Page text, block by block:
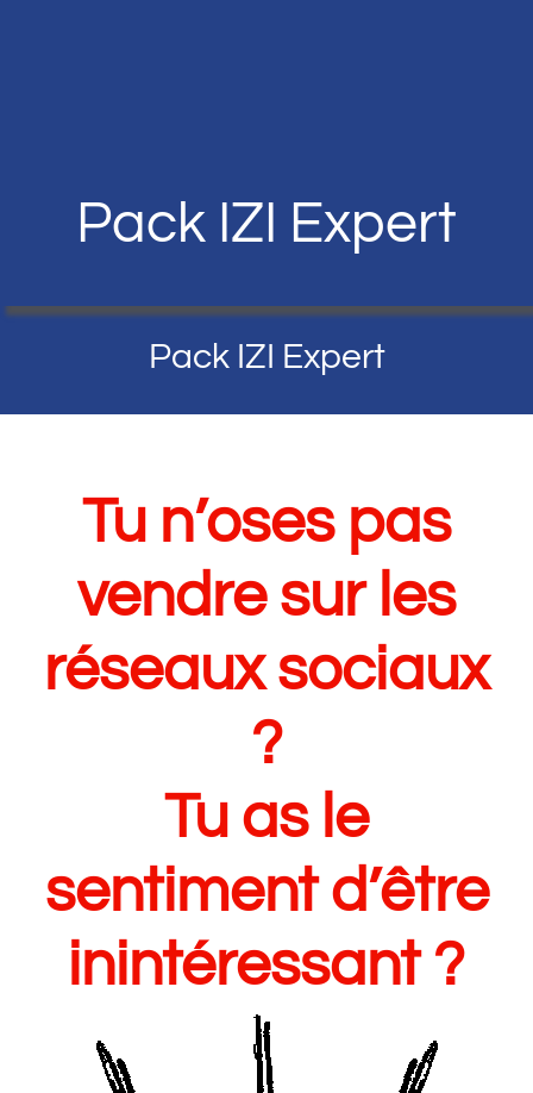
Pack IZI Expert
Pack IZI Expert
Tu n’oses pas
vendre sur les
réseaux sociaux
?
Tu as le
sentiment d’être
inintéressant ?